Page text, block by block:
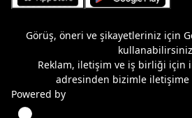
Görüş, öneri ve şikayetleriniz için
Reklam, iletişim ve iş birliği için
adresinden bizimle
Powered by